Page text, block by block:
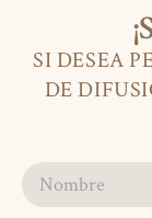
SI DESEA
DE